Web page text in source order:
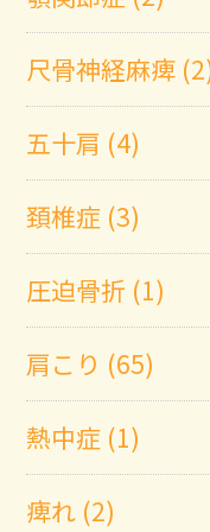
尺骨神経麻痺
五十肩 (4)
頚椎症 (3)
圧迫骨折 (1)
肩こり (65)
熱中症 (1)
痺れ (2)